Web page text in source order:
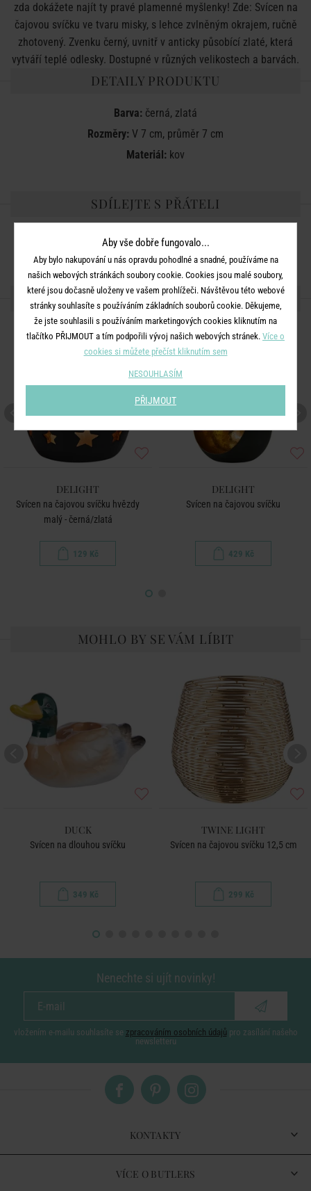
zda dokážete najít ty pravé plamenné myšlenky! Zde: Svícen na
čajovou svíčku ve tvaru misky, s lehce zvlněným okrajem, ručně
zhotovený. Zvenku černý, uvnitř v anticky působící zlaté, která
vytváří teplé odlesky. Dostupné v různých velikostech a barvách.
DETAILY PRODUKTU
Barva: černá, zlatá
Rozměry: V 7 cm, průměr 7 cm
Materiál: kov
SDÍLEJTE S PŘÁTELI
DALŠÍ PRODUKTY ZE SÉRIE
DELIGHT
Svícen na čajovou svíčku hvězdy
malý - černá/zlatá
129 Kč
DELIGHT
Svícen na čajovou svíčku
429 Kč
MOHLO BY SE VÁM LÍBIT
DUCK
Svícen na dlouhou svíčku
349 Kč
TWINE LIGHT
Svícen na čajovou svíčku 12,5 cm
299 Kč
Nenechte si ujít novinky!
vložením e-mailu souhlasíte se zpracováním osobních údajů pro zasílání našeho
newsletteru
KONTAKTY
VÍCE O BUTLERS
Aby vše dobře fungovalo...
Aby bylo nakupování u nás opravdu pohodlné a snadné, používáme na
našich webových stránkách soubory cookie. Cookies jsou malé soubory,
které jsou dočasně uloženy ve vašem prohlížeči. Návštěvou této webové
stránky souhlasíte s používáním základních souborů cookie. Děkujeme,
že jste souhlasili s používáním marketingových cookies kliknutím na
tlačítko PŘIJMOUT a tím podpořili vývoj našich webových stránek. Více o
cookies si můžete přečíst kliknutím sem
NESOUHLASÍM
PŘIJMOUT